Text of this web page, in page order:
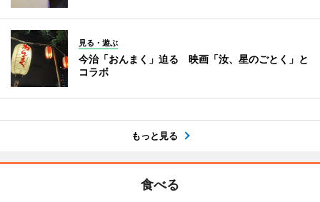
見る・遊ぶ
今治「おんまく」迫る 映画「汝、星のごとく」と
コラボ
もっと見る
食べる